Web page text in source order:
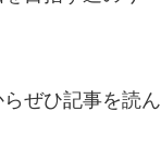
ぜひ記事を読ん